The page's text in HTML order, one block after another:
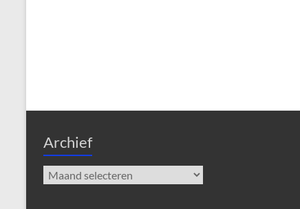
Archief
Archief